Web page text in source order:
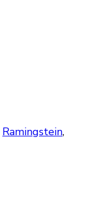
Ramingstein,